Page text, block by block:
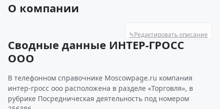
О компании
✎Редактировать описание
Сводные данные ИНТЕР-ГРОСС
ООО
В телефонном справочнике Moscowpage.ru компания
интер-гросс ооо расположена в разделе «Торговля», в
рубрике Посредническая деятельность под номером